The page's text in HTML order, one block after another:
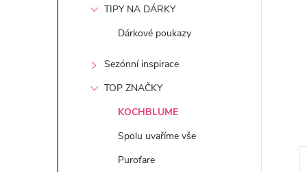
TIPY NA DÁRKY
Dárkové poukazy
Sezónní inspirace
TOP ZNAČKY
KOCHBLUME
Spolu uvaříme vše
Purofare